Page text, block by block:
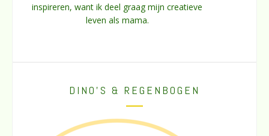
inspireren, want ik deel graag mijn creatieve
leven als mama.
DINO’S & REGENBOGEN